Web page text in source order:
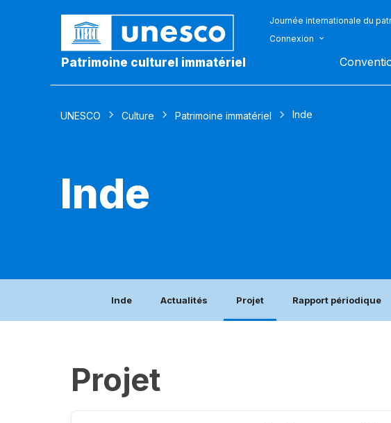
Patrimoine culturel immatériel
Journée internationale du
Connexion
UNESCO Culture Patrimoine immatériel Inde
Inde
Inde Actualités Projet Rapport périodique
Projet